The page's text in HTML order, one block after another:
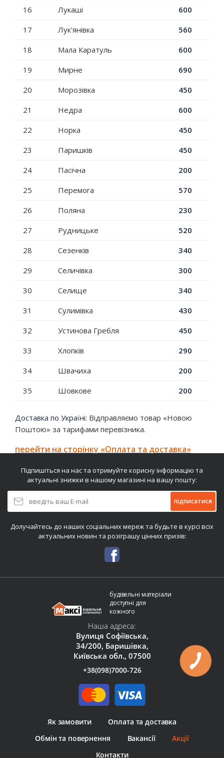
16
Лукаші
600
17
Лук'янівка
560
18
Мала Каратуль
600
19
Мирне
690
20
Морозівка
450
21
Недра
600
22
Норка
450
23
Паришків
450
24
Пасічна
200
25
Перемога
570
26
Поляна
230
27
Рудницьке
520
28
Сезенків
340
29
Селичівка
300
30
Селище
340
31
Сулимівка
430
32
Устинова Гребля
450
33
Хлопків
290
34
Швачиха
200
35
Шовкове 200
Доставка по Україні: Відправляємо товар «Новою
Поштою» за тарифами перевізника.
перейти на сторінку «Оплата та доставка»
Підпишіться на нас та отримуйте корисну інформацію та
актуальні знижки в нашому магазині на вашу пошту:
підписатися
Долучайтесь до наших соціальних мереж та будьте в курсі всіх
актуальних новин та розіграшу цінних призів:
будівельні матеріали
доступні для
кожного
Наша адреса:
Вулиця Софіївська,
34/200, Баришівка,
Київська обл., 07500
+38(098)7000-726
Як замовити
Оплата та доставка
Обмін та повернення
Вакансії
Акції
Контакти